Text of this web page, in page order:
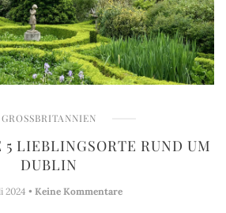
GROSSBRITANNIEN
LIEBLINGSORTE RUND UM
DUBLIN
2024 • Keine Kommentare